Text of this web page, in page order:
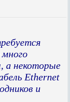
много
а некоторые
Ethernet
и